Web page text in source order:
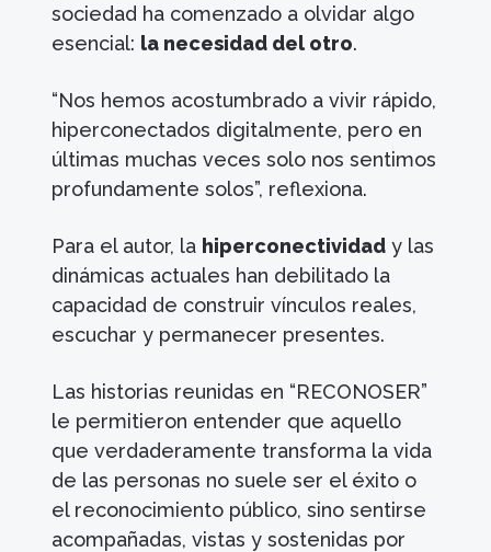
sociedad ha comenzado a olvidar algo
esencial: la necesidad del otro.
“Nos hemos acostumbrado a vivir rápido,
hiperconectados digitalmente, pero en
últimas muchas veces solo nos sentimos
profundamente solos”, reflexiona.
Para el autor, la hiperconectividad y las
dinámicas actuales han debilitado la
capacidad de construir vínculos reales,
escuchar y permanecer presentes.
Las historias reunidas en “RECONOSER”
le permitieron entender que aquello
que verdaderamente transforma la vida
de las personas no suele ser el éxito o
el reconocimiento público, sino sentirse
acompañadas, vistas y sostenidas por